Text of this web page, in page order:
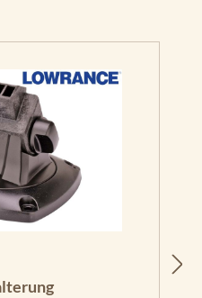
von 5 von 5 Sternen